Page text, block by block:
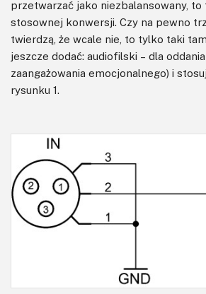
przetwarzać jako niezbalansowany,
stosownej konwersji. Czy na pewno
twierdzą, że wcale nie, to tylko taki
jeszcze dodać: audiofilski – dla oddania
zaangażowania emocjonalnego) i
rysunku 1.